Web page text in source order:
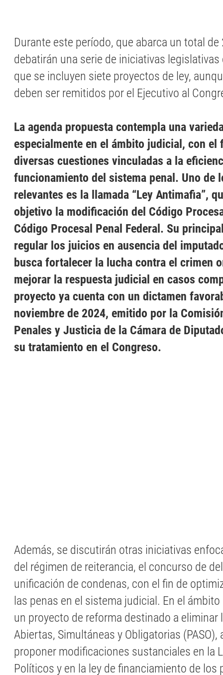
Durante este período, que abarca un total
debatirán una serie de iniciativas legislativas
que se incluyen siete proyectos de ley,
deben ser remitidos por el Ejecutivo al
La agenda propuesta contempla una
especialmente en el ámbito judicial, con el
diversas cuestiones vinculadas a la
funcionamiento del sistema penal. Uno de
relevantes es la llamada “Ley Antimafia”,
objetivo la modificación del Código
Código Procesal Penal Federal. Su
regular los juicios en ausencia del
busca fortalecer la lucha contra el crimen
mejorar la respuesta judicial en casos
proyecto ya cuenta con un dictamen
noviembre de 2024, emitido por la
Penales y Justicia de la Cámara de
su tratamiento en el Congreso.
Además, se discutirán otras iniciativas
del régimen de reiterancia, el concurso de
unificación de condenas, con el fin de
las penas en el sistema judicial. En el
un proyecto de reforma destinado a eliminar
Abiertas, Simultáneas y Obligatorias (PASO),
proponer modificaciones sustanciales en la
Políticos y en la ley de financiamiento de los